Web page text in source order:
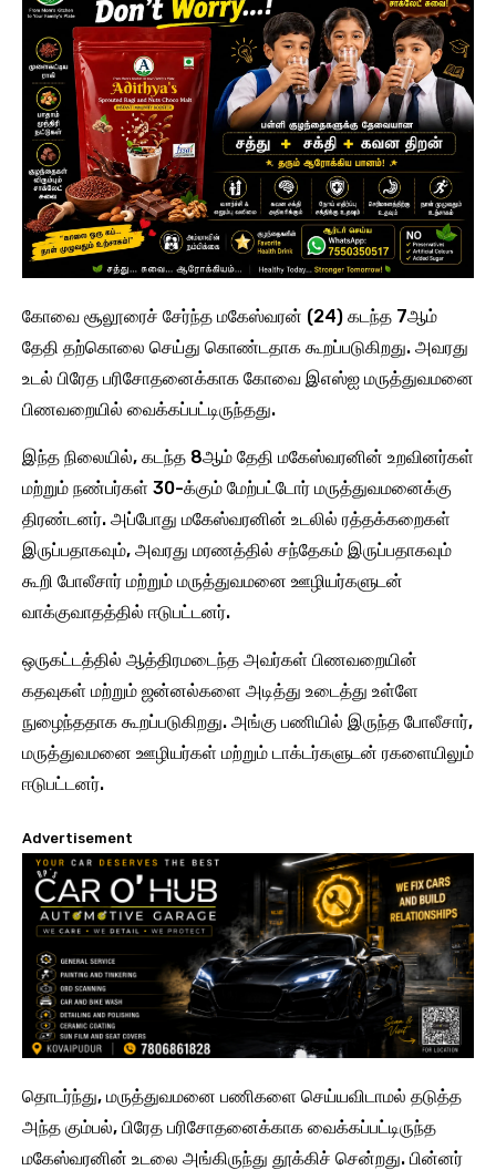
கோவை சூலூரைச் சேர்ந்த மகேஸ்வரன் (24) கடந்த 7ஆம்
தேதி தற்கொலை செய்து கொண்டதாக கூறப்படுகிறது. அவரது
உடல் பிரேத பரிசோதனைக்காக கோவை இஎஸ்ஐ மருத்துவமனை
பிணவறையில் வைக்கப்பட்டிருந்தது.
இந்த நிலையில், கடந்த 8ஆம் தேதி மகேஸ்வரனின் உறவினர்கள்
மற்றும் நண்பர்கள் 30-க்கும் மேற்பட்டோர் மருத்துவமனைக்கு
திரண்டனர். அப்போது மகேஸ்வரனின் உடலில் ரத்தக்கறைகள்
இருப்பதாகவும், அவரது மரணத்தில் சந்தேகம் இருப்பதாகவும்
கூறி போலீசார் மற்றும் மருத்துவமனை ஊழியர்களுடன்
வாக்குவாதத்தில் ஈடுபட்டனர்.
ஒருகட்டத்தில் ஆத்திரமடைந்த அவர்கள் பிணவறையின்
கதவுகள் மற்றும் ஜன்னல்களை அடித்து உடைத்து உள்ளே
நுழைந்ததாக கூறப்படுகிறது. அங்கு பணியில் இருந்த போலீசார்,
மருத்துவமனை ஊழியர்கள் மற்றும் டாக்டர்களுடன் ரகளையிலும்
ஈடுபட்டனர்.
Advertisement
தொடர்ந்து, மருத்துவமனை பணிகளை செய்யவிடாமல் தடுத்த
அந்த கும்பல், பிரேத பரிசோதனைக்காக வைக்கப்பட்டிருந்த
மகேஸ்வரனின் உடலை அங்கிருந்து தூக்கிச் சென்றது. பின்னர்